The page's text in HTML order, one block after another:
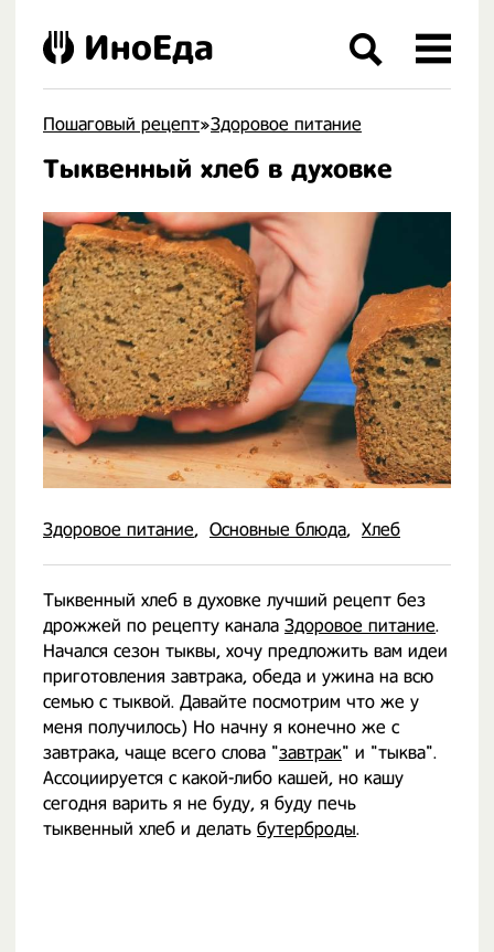
Пошаговый рецепт»Здоровое питание
Тыквенный хлеб в духовке
Здоровое питание Основные блюда Хлеб
Тыквенный хлеб в духовке лучший рецепт без
дрожжей по рецепту канала Здоровое питание.
Начался сезон тыквы, хочу предложить вам идеи
приготовления завтрака, обеда и ужина на всю
семью с тыквой. Давайте посмотрим что же у
меня получилось) Но начну я конечно же с
завтрака, чаще всего слова "завтрак" и "тыква".
Ассоциируется с какой-либо кашей, но кашу
сегодня варить я не буду, я буду печь
тыквенный хлеб и делать бутерброды.
ИноЕда